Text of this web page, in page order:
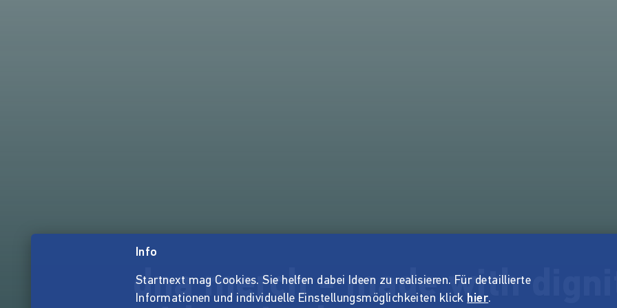
dna merch - made with
Info
Startnext mag Cookies. Sie helfen dabei Ideen zu realisieren. Für detaillierte
Informationen und individuelle Einstellungsmöglichkeiten klick hier.